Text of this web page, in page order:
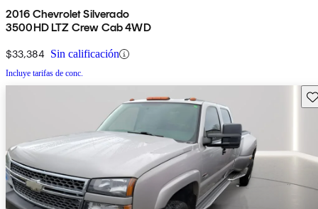
2016 Chevrolet Silverado
3500HD LTZ Crew Cab 4WD
$33,384 Sin calificación
Incluye tarifas de conc.